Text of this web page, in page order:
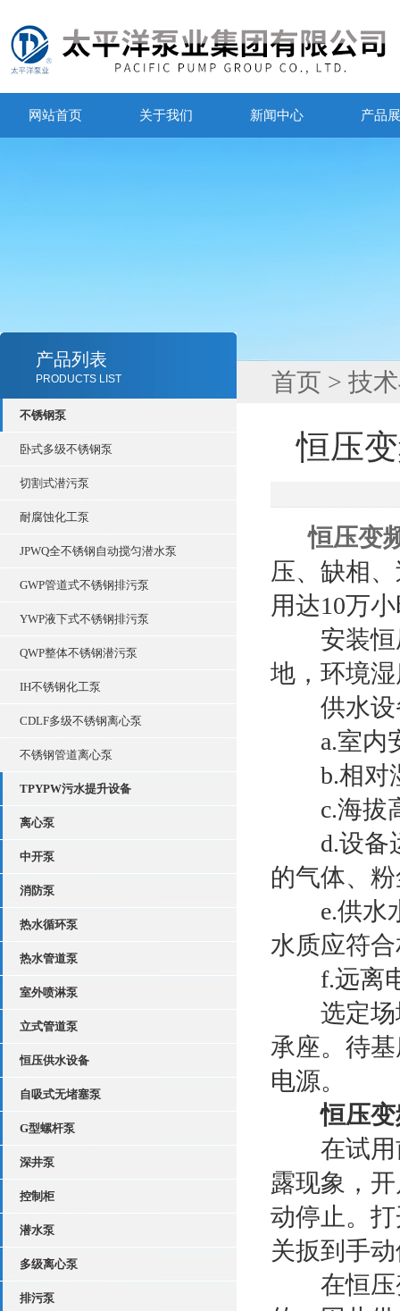
网站首页 关于我们 新闻中心 产品
产品列表
PRODUCTS LIST
不锈钢泵
卧式多级不锈钢泵
切割式潜污泵
耐腐蚀化工泵
JPWQ全不锈钢自动搅匀潜水泵
GWP管道式不锈钢排污泵
YWP液下式不锈钢排污泵
QWP整体不锈钢潜污泵
IH不锈钢化工泵
CDLF多级不锈钢离心泵
不锈钢管道离心泵
TPYPW污水提升设备
离心泵
中开泵
消防泵
热水循环泵
热水管道泵
室外喷淋泵
立式管道泵
恒压供水设备
自吸式无堵塞泵
G型螺杆泵
深井泵
控制柜
潜水泵
多级离心泵
排污泵
首页 > 技
恒压
恒压变
压、缺相
用达10万
安装恒压
地，环境
供水设备
a.室内安
b.相对湿
c.海拔高
d.设备运
的气体、
e.供水水
水质应符
f.远离电
选定场地
承座。待
电源。
恒压
在试用前
露现象，
动停止。
关扳到手
在恒压变